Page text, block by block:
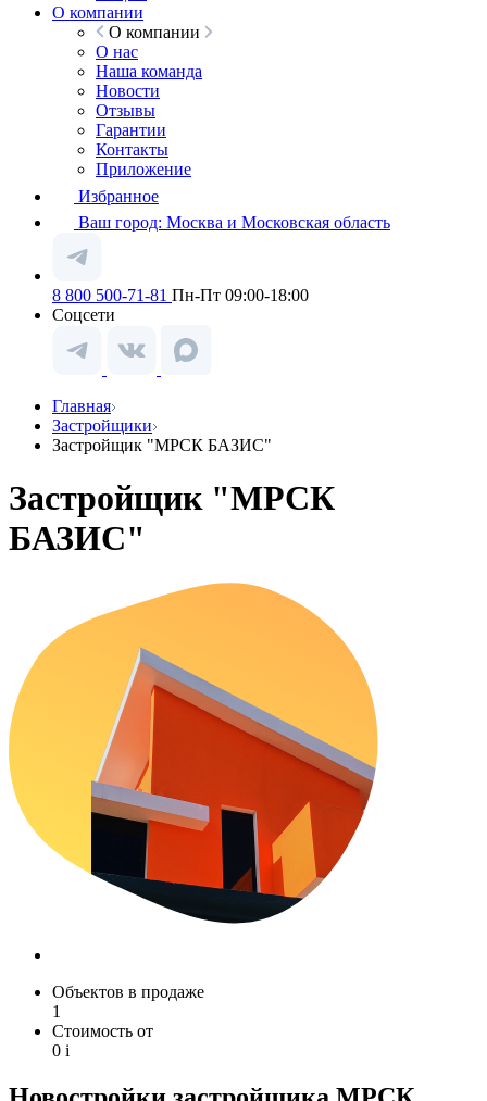
О компании
О компании
О нас
Наша команда
Новости
Отзывы
Гарантии
Контакты
Приложение
Избранное
Ваш город: Москва и Московская область
8 800 500-71-81 Пн-Пт 09:00-18:00
Соцсети
Главная
Застройщики
Застройщик "МРСК БАЗИС"
Застройщик "МРСК
БАЗИС"
Объектов в продаже
1
Стоимость от
0 i